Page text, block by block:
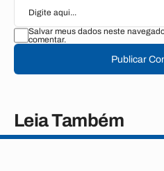
Salvar meus dados neste
comentar.
Publicar
Leia Também